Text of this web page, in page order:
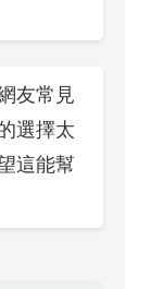
友常見
選擇太
這能幫